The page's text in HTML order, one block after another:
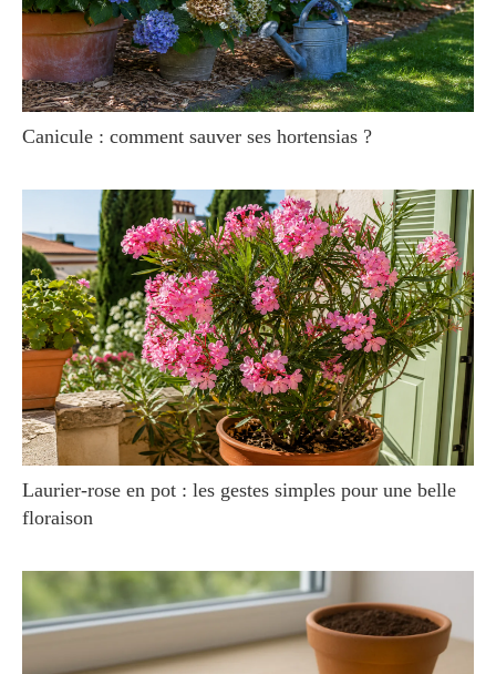
Canicule : comment sauver ses hortensias ?
Laurier-rose en pot : les gestes simples pour une belle
floraison